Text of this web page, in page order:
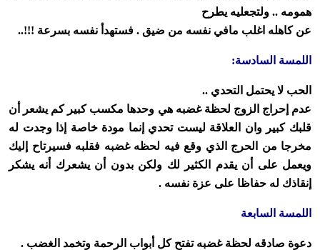
همومه .. ولتجعليه يطرح
عن كاهله اغلب مافي نفسه من ضيق . فستهدأ نفسه بسرعة !!!..
اللمسة السادسة:
الحب لا يحتمل التحدي ..
عدم إحراج الزوج لحظة غضبه هي وحدها مكسب كبير كم يشعر أن
قلبك كبير وان العلاقة ليست تحدي إنما مودة خاصة إذا وجدت له
مخرجا من الحرج الذي وقع فيه لحظه غضبه فقلبه فسيرتاح إليك
ويعمل على أن يقدم الكثير لك ولكن بدون أن يشعرك أنه يشكر
إنقاذك له حفاظا على عزة نفسه .
اللمسة السابعة
دعوة صادقه لحظة غضبه تفتح كل أبواب الرحمة وتخمد الغضب .